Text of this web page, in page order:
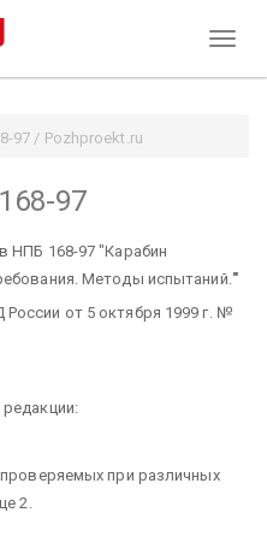
97 / Pozhproekt.ru
97
НПБ 168-97 "Карабин
Методы испытаний. "
от 5 октября 1999 г. №
проверяемых при различных
2.